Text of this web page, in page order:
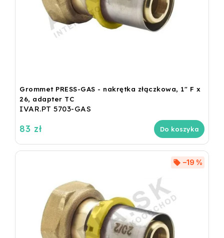
Grommet PRESS-GAS - nakrętka złączkowa, 1" F x
26, adapter TC
IVAR.PT 5703-GAS
83 zł Do koszyka
–19 %